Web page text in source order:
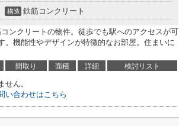
構造 鉄筋コンクリート
ンクリートの物件。徒歩でも駅へのアクセスが可
。機能性やデザインが特徴的なお部屋。住まいに
間取り 面積 詳細 検討リスト
ん。
い合わせはこちら